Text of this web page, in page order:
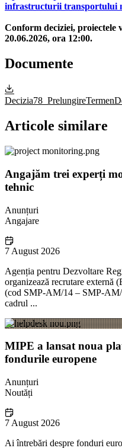
infrastructurii transportului
Conform deciziei, proiectele
20.06.2026, ora 12:00.
Documente
Articole similare
Angajăm trei experți
tehnic
Anunțuri
Angajare
7 August 2026
Agenția pentru Dezvoltare
organizează recrutare externă
(cod SMP-AM/14 – SMP-
cadrul ...
MIPE a lansat noua
fondurile europene
Anunțuri
Noutăți
7 August 2026
Ai întrebări despre fonduri